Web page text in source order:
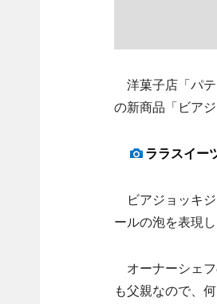
洋菓子店「パテ
の新商品「ビア
ララスイー
ビアジョッキジ
ールの泡を表現し
オーナーシェフ
も父親なので、